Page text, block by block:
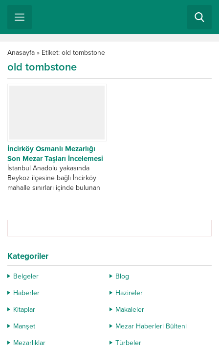
Anasayfa » Etiket: old tombstone
old tombstone
İncirköy Osmanlı Mezarlığı
Son Mezar Taşları İncelemesi
İstanbul Anadolu yakasında
Beykoz ilçesine bağlı İncirköy
mahalle sınırları içinde bulunan
Kategoriler
Belgeler
Blog
Haberler
Hazireler
Kitaplar
Makaleler
Manşet
Mezar Haberleri Bülteni
Mezarlıklar
Türbeler